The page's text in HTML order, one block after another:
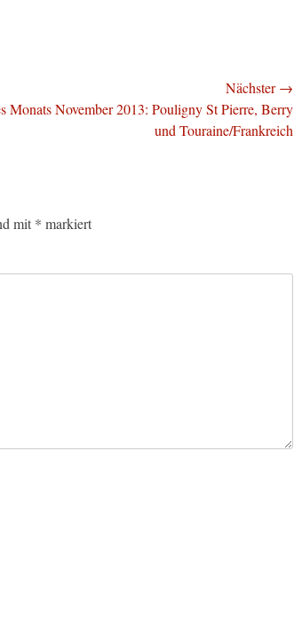
Nächster →
Monats November 2013: Pouligny St Pierre, Berry
und Touraine/Frankreich
mit * markiert